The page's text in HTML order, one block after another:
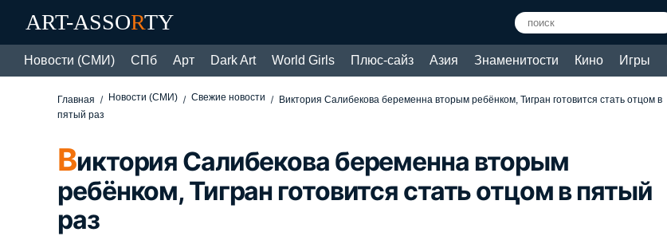
ART-ASSORTY
Новости (СМИ) СПб Арт Dark Art World Girls Плюс-сайз Азия Знаменитости Кино Игры
Главная Новости (СМИ) Свежие новости
Виктория Салибекова беременна вторым ребёнком, Тигран готовится стать отцом в
пятый раз
Виктория Салибекова беременна вторым
ребёнком, Тигран готовится стать отцом в пятый
раз